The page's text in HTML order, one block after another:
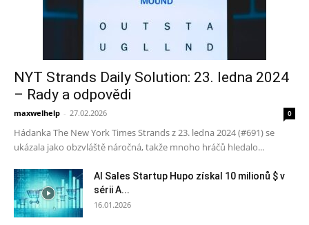
NYT Strands Daily Solution: 23. ledna 2024
– Rady a odpovědi
maxwelhelp - 27.02.2026 0
Hádanka The New York Times Strands z 23. ledna 2024 (#691) se
ukázala jako obzvláště náročná, takže mnoho hráčů hledalo...
AI Sales Startup Hupo získal 10 milionů $ v
sérii A...
16.01.2026